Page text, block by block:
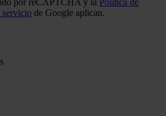
por reCAPTCHA y la Política de
servicio de Google aplican.